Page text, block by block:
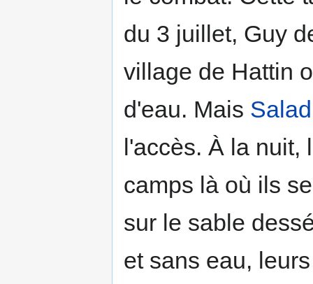
du 3 juillet, Guy
village de Hattin
d'eau. Mais
l'accès. À la
camps là où ils
sur le sable
et sans eau,